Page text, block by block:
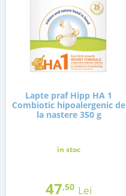
Lapte praf Hipp HA 1
Combiotic hipoalergenic de
la nastere 350 g
in stoc
47,50 Lei